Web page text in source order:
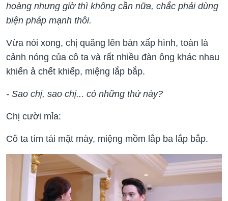
hoàng nhưng giờ thì không cần nữa, chắc phải dùng
biện pháp mạnh thôi.
Vừa nói xong, chị quăng lên bàn xấp hình, toàn là
cảnh nóng của cô ta và rất nhiều đàn ông khác nhau
khiến ả chết khiếp, miệng lắp bắp.
- Sao chị, sao chị... có những thứ này?
Chị cười mỉa:
Cô ta tím tái mặt mày, miệng mồm lắp ba lắp bắp.